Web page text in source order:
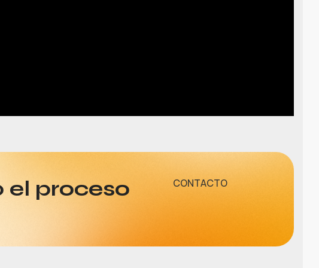
el proceso CONTACTO